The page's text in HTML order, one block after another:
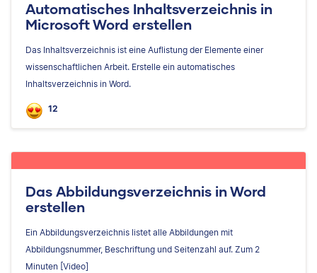
Automatisches Inhaltsverzeichnis in
Microsoft Word erstellen
Das Inhaltsverzeichnis ist eine Auflistung der Elemente einer
wissenschaftlichen Arbeit. Erstelle ein automatisches
Inhaltsverzeichnis in Word.
12
Das Abbildungsverzeichnis in Word
erstellen
Ein Abbildungsverzeichnis listet alle Abbildungen mit
Abbildungsnummer, Beschriftung und Seitenzahl auf. Zum 2
Minuten [Video]